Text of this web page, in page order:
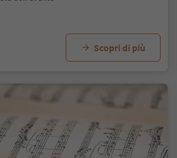
Scopri di più